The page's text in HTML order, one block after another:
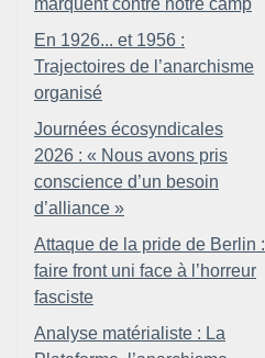
marquent contre notre camp
En 1926... et 1956 :
Trajectoires de l’anarchisme
organisé
Journées écosyndicales
2026 : « Nous avons pris
conscience d’un besoin
d’alliance »
Attaque de la pride de Berlin :
faire front uni face à l’horreur
fasciste
Analyse matérialiste : La